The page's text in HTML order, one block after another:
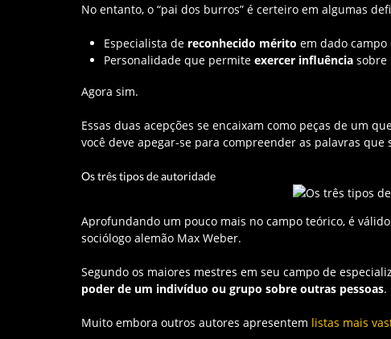
No entanto, o “pai dos burros” é certeiro em algumas
Especialista de reconhecido mérito em dado
Personalidade que permite exercer influênciasobre
Agora sim.
Essas duas acepções se encaixam como peças de um
você deve apegar-se para compreender as palavras que
Os três tipos de autoridade
Aprofundando um pouco mais no campo teórico, é
sociólogo alemão Max Weber.
Segundo os maiores mestres em seu campo de
poder de um indivíduo ou grupo sobre outras pessoas.
Muito embora outros autores apresentem listas mais